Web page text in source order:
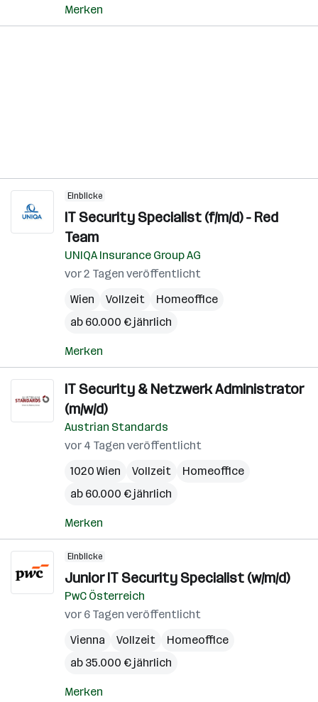
Merken
Einblicke
IT Security Specialist (f/m/d) - Red
Team
UNIQA Insurance Group AG
vor 2 Tagen veröffentlicht
Wien
Vollzeit
Homeoffice
ab 60.000 € jährlich
Merken
IT Security & Netzwerk Administrator
(m/w/d)
Austrian Standards
vor 4 Tagen veröffentlicht
1020 Wien
Vollzeit
Homeoffice
ab 60.000 € jährlich
Merken
Einblicke
Junior IT Security Specialist (w/m/d)
PwC Österreich
vor 6 Tagen veröffentlicht
Vienna
Vollzeit
Homeoffice
ab 35.000 € jährlich
Merken